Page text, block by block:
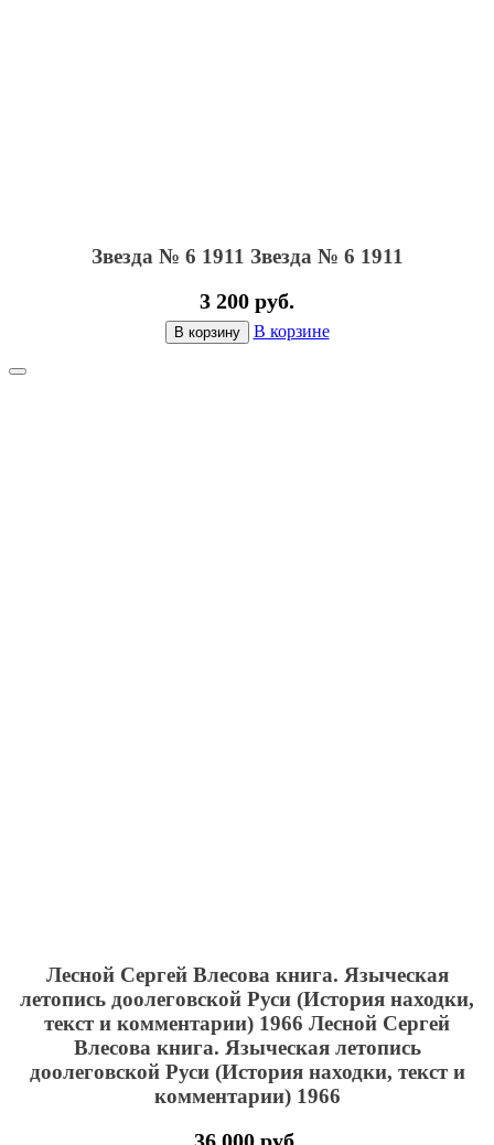
Звезда № 6 1911 Звезда № 6 1911
3 200 руб.
В корзину В корзине
Лесной Сергей Влесова книга. Языческая
летопись доолеговской Руси (История находки,
текст и комментарии) 1966 Лесной Сергей
Влесова книга. Языческая летопись
доолеговской Руси (История находки, текст и
комментарии) 1966